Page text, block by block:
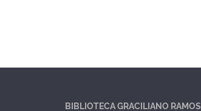
BIBLIOTECA GRACILIANO RAMOS